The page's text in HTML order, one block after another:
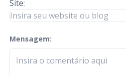
Site:
Mensagem:
check-terms